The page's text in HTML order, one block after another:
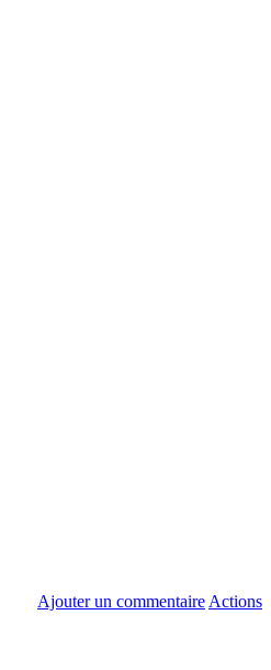
Ajouter un commentaire Actions